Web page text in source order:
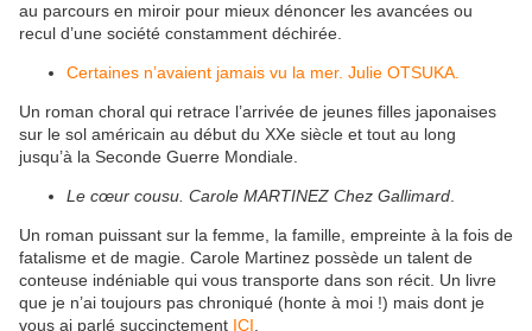
au parcours en miroir pour mieux dénoncer les avancées ou
recul d’une société constamment déchirée.
Certaines n’avaient jamais vu la mer. Julie OTSUKA.
Un roman choral qui retrace l’arrivée de jeunes filles japonaises
sur le sol américain au début du XXe siècle et tout au long
jusqu’à la Seconde Guerre Mondiale.
Le cœur cousu. Carole MARTINEZ Chez Gallimard
Un roman puissant sur la femme, la famille, empreinte à la fois de
fatalisme et de magie. Carole Martinez possède un talent de
conteuse indéniable qui vous transporte dans son récit. Un livre
que je n’ai toujours pas chroniqué (honte à moi !) mais dont je
vous ai parlé succinctement ICI